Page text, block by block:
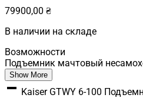
79900,00 ₴
В наличии на складе
Возможности
Подъемник мачтовый
Show More
Kaiser GTWY 6-100